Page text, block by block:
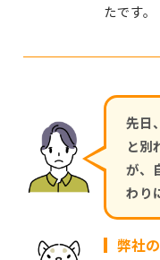
たです。
先日
と別
が、
わり
弊社